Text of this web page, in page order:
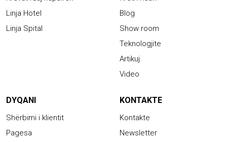
Linja Hotel
Linja Spital
Blog
Show room
Teknologjite
Artikuj
Video
DYQANI
Shërbimi i klientit
Pagesa
KONTAKTE
Kontakte
Newsletter